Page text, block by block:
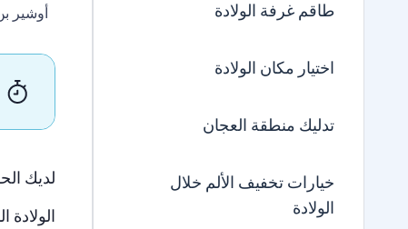
طاقم غرفة الولادة
اختيار مكان الولادة
تدليك منطقة العجان
خيارات تخفيف الألم خلال
الولادة
أوشير
لديك
الولادة